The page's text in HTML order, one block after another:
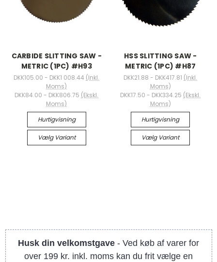
CARBIDE SLITTING SAW -
METRIC (1PC) #H93
DKK105.00 - DKK1 008.44 (Inkl.
Moms)
DKK84.00 - DKK806.75 (Ekskl.
Moms)
Hurtigvisning
Vælg Variant
HSS SLITTING SAW -
METRIC (1PC) #H87
DKK21.88 - DKK417.81 (Inkl.
Moms)
DKK17.50 - DKK334.25 (Ekskl.
Moms)
Hurtigvisning
Vælg Variant
Husk din velkomstgave - Ved køb af varer for
over 199 kr. inkl. moms kan du frit vælge en